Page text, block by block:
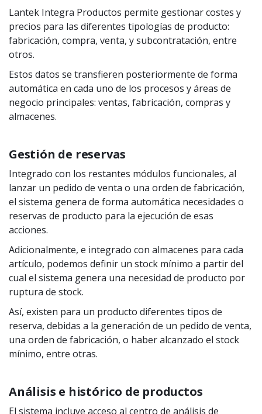
Lantek Integra Productos permite gestionar costes y
precios para las diferentes tipologías de producto:
fabricación, compra, venta, y subcontratación, entre
otros.
Estos datos se transfieren posteriormente de forma
automática en cada uno de los procesos y áreas de
negocio principales: ventas, fabricación, compras y
almacenes.
Gestión de reservas
Integrado con los restantes módulos funcionales, al
lanzar un pedido de venta o una orden de fabricación,
el sistema genera de forma automática necesidades o
reservas de producto para la ejecución de esas
acciones.
Adicionalmente, e integrado con almacenes para cada
artículo, podemos definir un stock mínimo a partir del
cual el sistema genera una necesidad de producto por
ruptura de stock.
Así, existen para un producto diferentes tipos de
reserva, debidas a la generación de un pedido de venta,
una orden de fabricación, o haber alcanzado el stock
mínimo, entre otras.
Análisis e histórico de productos
El sistema incluye acceso al centro de análisis de